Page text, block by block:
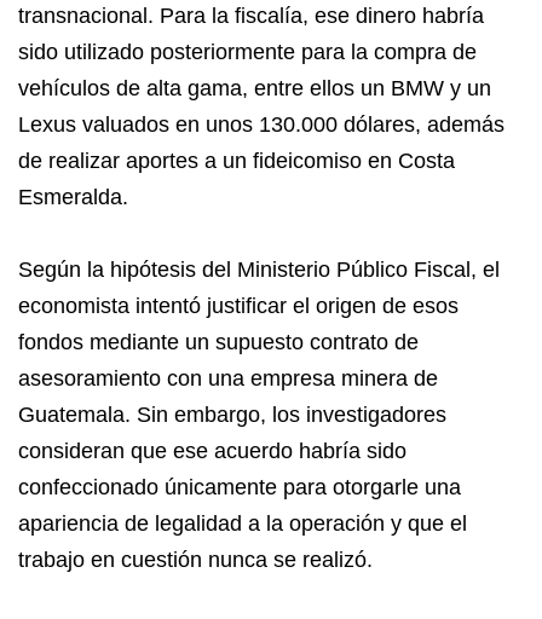
transnacional. Para la fiscalía, ese dinero habría
sido utilizado posteriormente para la compra de
vehículos de alta gama, entre ellos un BMW y un
Lexus valuados en unos 130.000 dólares, además
de realizar aportes a un fideicomiso en Costa
Esmeralda.
Según la hipótesis del Ministerio Público Fiscal, el
economista intentó justificar el origen de esos
fondos mediante un supuesto contrato de
asesoramiento con una empresa minera de
Guatemala. Sin embargo, los investigadores
consideran que ese acuerdo habría sido
confeccionado únicamente para otorgarle una
apariencia de legalidad a la operación y que el
trabajo en cuestión nunca se realizó.